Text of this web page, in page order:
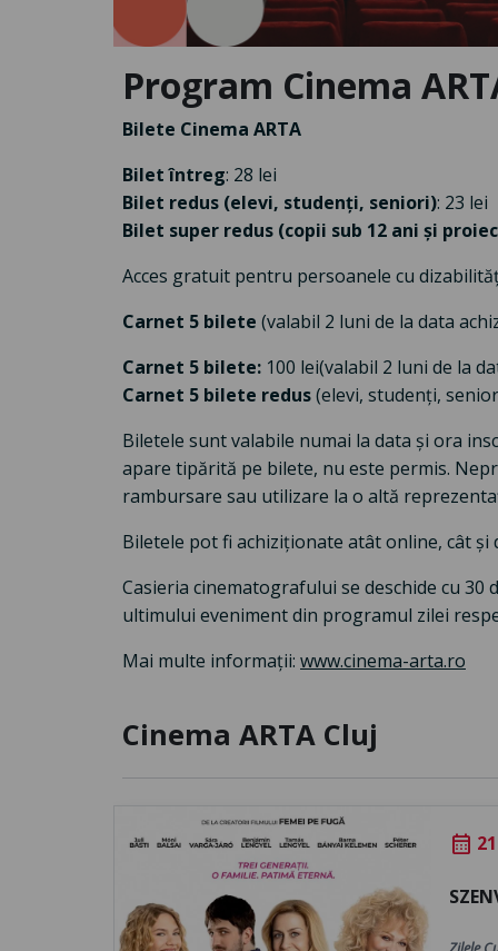
Program Cinema
Bilete Cinema ARTA
Bilet întreg: 28 lei
Bilet redus (elevi, studenți, seniori): 23 lei
Bilet super redus (copii sub 12 ani și
Acces gratuit pentru persoanele cu
Carnet 5 bilete (valabil 2 luni de la data
Carnet 5 bilete: 100 lei(valabil 2 luni de la
Carnet 5 bilete redus(elevi, studenți,
Biletele sunt valabile numai la data și ora
apare tipărită pe bilete, nu este permis.
rambursare sau utilizare la o altă
Biletele pot fi achiziționate atât online, cât și
Casieria cinematografului se deschide cu
ultimului eveniment din programul zilei
Mai multe informații: www.cinema-arta.ro
Cinema ARTA Cluj
calendar_month